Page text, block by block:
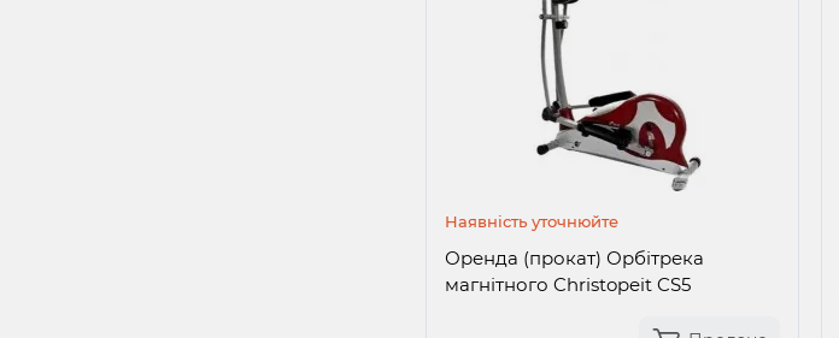
Наявність уточнюйте
Оренда (прокат) Орбітрека
магнітного Christopeit CS5